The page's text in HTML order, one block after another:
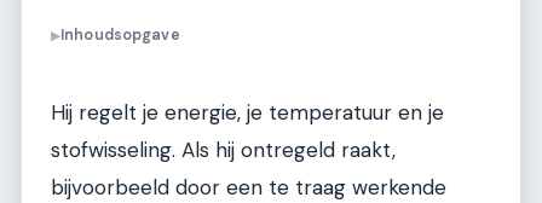
▶Inhoudsopgave
Hij regelt je energie, je temperatuur en je
stofwisseling. Als hij ontregeld raakt,
bijvoorbeeld door een te traag werkende